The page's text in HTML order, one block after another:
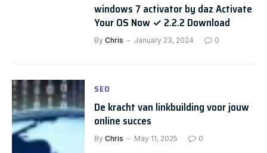
windows 7 activator by daz Activate
Your OS Now ✓ 2.2.2 Download
By Chris January 23, 2024 0
SEO
De kracht van linkbuilding voor jouw
online succes
By Chris May 11, 2025 0